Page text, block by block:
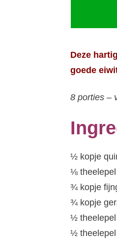
Deze
goede
8 porties –
½ kopje
⅛
¾ kopje
¾ kopje
½
½